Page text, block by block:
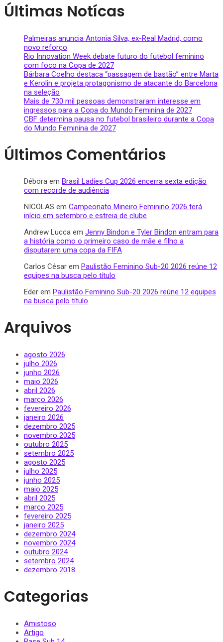
Últimas Notícas
Palmeiras anuncia Antonia Silva, ex-Real Madrid, como
novo reforço
Rio Innovation Week debate futuro do futebol feminino
com foco na Copa de 2027
Bárbara Coelho destaca “passagem de bastão” entre Marta
e Kerolin e projeta protagonismo de atacante do Barcelona
na seleção
Mais de 730 mil pessoas demonstraram interesse em
ingressos para a Copa do Mundo Feminina de 2027
CBF determina pausa no futebol brasileiro durante a Copa
do Mundo Feminina de 2027
Últimos Comentários
Débora em Brasil Ladies Cup 2026 encerra sexta edição
com recorde de audiência
NICOLAS em Campeonato Mineiro Feminino 2026 terá
início em setembro e estreia de clube
Andrew Lucca em Jenny Bindon e Tyler Bindon entram para
a história como o primeiro caso de mãe e filho a
disputarem uma copa da FIFA
Carlos César em Paulistão Feminino Sub-20 2026 reúne 12
equipes na busca pelo título
Eder em Paulistão Feminino Sub-20 2026 reúne 12 equipes
na busca pelo título
Arquivos
agosto 2026
julho 2026
junho 2026
maio 2026
abril 2026
março 2026
fevereiro 2026
janeiro 2026
dezembro 2025
novembro 2025
outubro 2025
setembro 2025
agosto 2025
julho 2025
junho 2025
maio 2025
abril 2025
março 2025
fevereiro 2025
janeiro 2025
dezembro 2024
novembro 2024
outubro 2024
setembro 2024
dezembro 2018
Categorias
Amistoso
Artigo